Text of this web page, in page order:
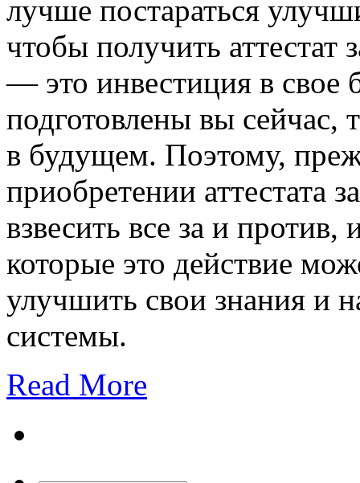
лучше постараться
чтобы получить
— это инвестиция в свое
подготовлены вы сейчас,
в будущем. Поэтому,
приобретении аттестата
взвесить все за и
которые это действие
улучшить свои знания и
системы.
Read More